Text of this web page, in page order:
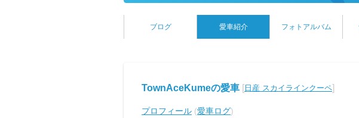
ブログ 愛車紹介 フォトアルバム
TownAceKumeの愛車 [ 日産 スカイラインクーペ]
プロフィール (愛車ログ)